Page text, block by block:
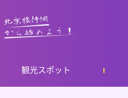
観光スポット